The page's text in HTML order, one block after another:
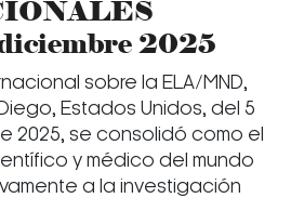
2025
sobre la ELA/MND,
Estados Unidos, del 5
2025, se consolidó como el
y médico del mundo
a la investigación